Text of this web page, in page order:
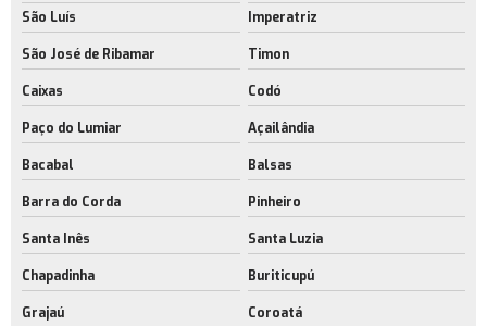
São Luís
Imperatriz
São José de Ribamar Timon
Caixas Codó
Paço do Lumiar Açailândia
Bacabal Balsas
Barra do Corda Pinheiro
Santa Inês Santa Luzia
Chapadinha Buriticupú
Grajaú Coroatá